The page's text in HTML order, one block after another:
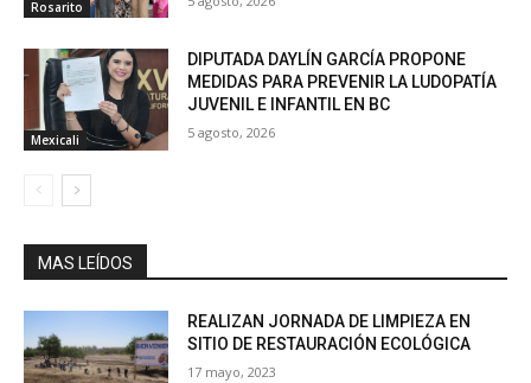
Rosarito
Mexicali
DIPUTADA DAYLÍN GARCÍA PROPONE
MEDIDAS PARA PREVENIR LA LUDOPATÍA
JUVENIL E INFANTIL EN BC
5 agosto, 2026
MAS LEÍDOS
REALIZAN JORNADA DE LIMPIEZA EN
SITIO DE RESTAURACIÓN ECOLÓGICA
17 mayo, 2023